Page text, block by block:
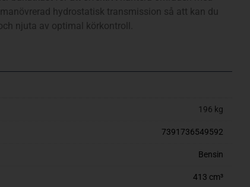
hydrostatisk transmission så att kan du
njuta av optimal körkontroll.
196 kg
7391736549592
Bensin
413 cm³